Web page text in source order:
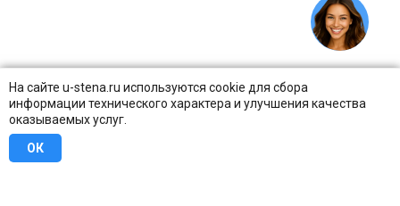
На сайте u-stena.ru используются cookie для сбора
информации технического характера и улучшения качества
оказываемых услуг.
ОК